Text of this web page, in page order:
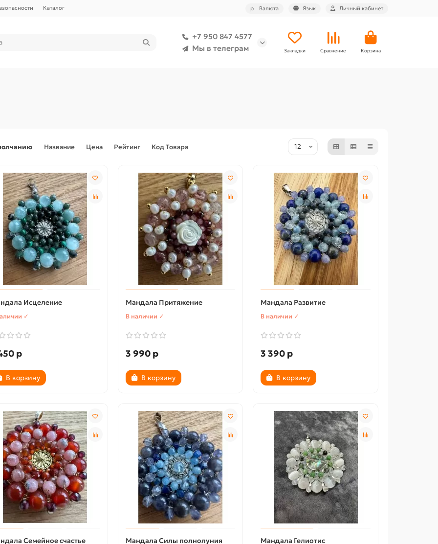
Каталог р Валюта Язык Личный кабинет
+7 950 847 4577
Мы в телеграм
Закладки Сравнение Корзина
Название Цена Рейтинг Код Товара
Исцеление
✓
р
В корзину
Мандала Притяжение
В наличии ✓
3 990 р
В корзину
Мандала Развитие
В наличии ✓
3 390 р
В корзину
Семейное счастье Мандала Силы полнолуния Мандала Гелиотис